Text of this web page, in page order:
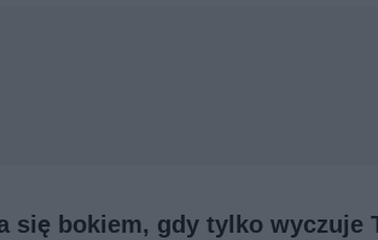
się bokiem, gdy tylko wyczuje